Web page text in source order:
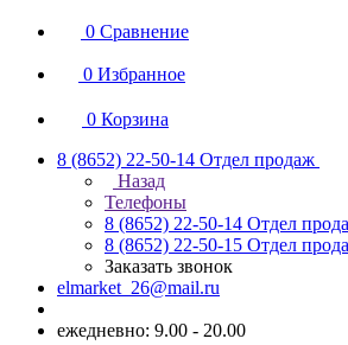
0 Сравнение
0 Избранное
0 Корзина
8 (8652) 22-50-14 Отдел продаж
Назад
Телефоны
8 (8652) 22-50-14 Отдел
8 (8652) 22-50-15 Отдел
Заказать звонок
elmarket_26@mail.ru
ежедневно: 9.00 - 20.00